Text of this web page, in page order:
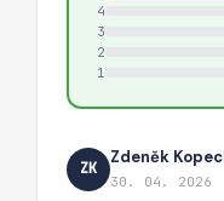
4
3
2
1
ZK
Zdeněk
30. 04. 2026